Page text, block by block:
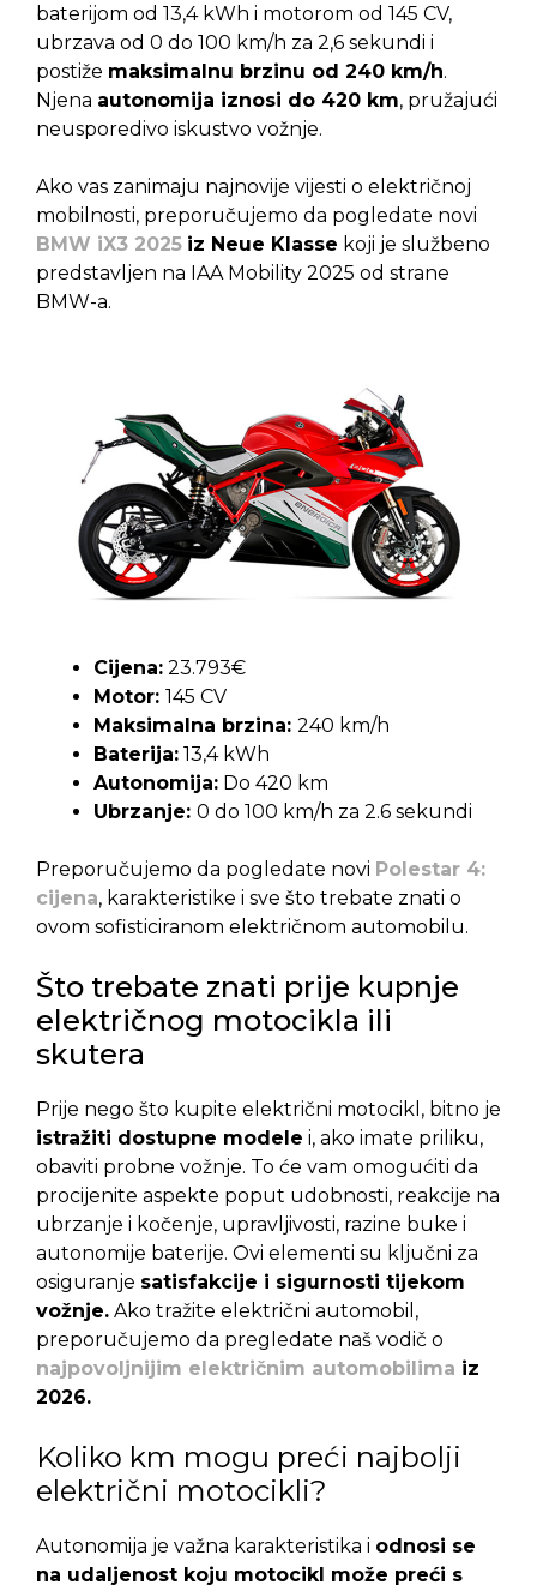
baterijom od 13,4 kWh i motorom od 145 CV,
ubrzava od 0 do 100 km/h za 2,6 sekundi i
postiže maksimalnu brzinu od 240 km/h.
Njena autonomija iznosi do 420 km, pružajući
neusporedivo iskustvo vožnje.
Ako vas zanimaju najnovije vijesti o električnoj
mobilnosti, preporučujemo da pogledate novi
BMW iX3 2025 iz Neue Klasse koji je službeno
predstavljen na IAA Mobility 2025 od strane
BMW-a.
Cijena: 23.793€
Motor: 145 CV
Maksimalna brzina: 240 km/h
Baterija: 13,4 kWh
Autonomija: Do 420 km
Ubrzanje: 0 do 100 km/h za 2.6 sekundi
Preporučujemo da pogledate novi Polestar 4:
cijena, karakteristike i sve što trebate znati o
ovom sofisticiranom električnom automobilu.
Što trebate znati prije kupnje
električnog motocikla ili
skutera
Prije nego što kupite električni motocikl, bitno je
istražiti dostupne modele i, ako imate priliku,
obaviti probne vožnje. To će vam omogućiti da
procijenite aspekte poput udobnosti, reakcije na
ubrzanje i kočenje, upravljivosti, razine buke i
autonomije baterije. Ovi elementi su ključni za
osiguranje satisfakcije i sigurnosti tijekom
vožnje. Ako tražite električni automobil,
preporučujemo da pregledate naš vodič o
najpovoljnijim električnim automobilima iz
2026.
Koliko km mogu preći najbolji
električni motocikli?
Autonomija je važna karakteristika i odnosi se
na udaljenost koju motocikl može preći s